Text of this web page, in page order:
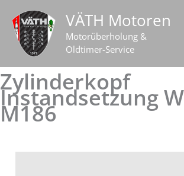
Inhalt
springen
VÄTH Motoren
Motorüberholung &
Oldtimer-Service
Zylinderkopf
Instandsetzung
M186